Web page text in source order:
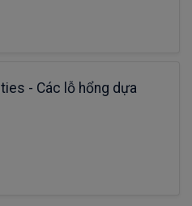
- Các lỗ hổng dựa